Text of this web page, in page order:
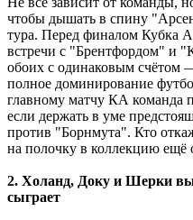
чтобы дышать в спину
тура. Перед финалом Кубка
встречи с "Брентфордом" и
обоих с одинаковым счётом
полное доминирование
главному матчу КА команда
если держать в уме
против "Борнмута". Кто
на полочку в коллекцию
2. Холанд, Доку и Шерки
сыграет